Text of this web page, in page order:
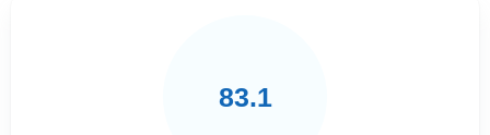
83.1